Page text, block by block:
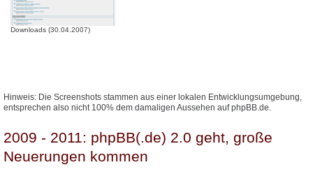
Downloads (30.04.2007)
Hinweis: Die Screenshots stammen aus einer lokalen Entwicklungsumgebung,
entsprechen also nicht 100% dem damaligen Aussehen auf phpBB.de.
2009 - 2011: phpBB(.de) 2.0 geht, große
Neuerungen kommen